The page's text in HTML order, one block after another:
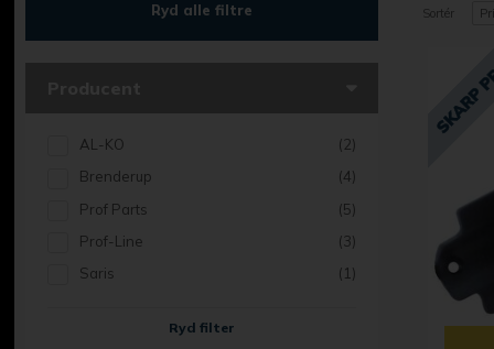
Ryd alle filtre
AL-KO
(2)
Brenderup
(4)
Prof Parts
(5)
Prof-Line
(3)
Saris
(1)
Ryd filter
Sortér